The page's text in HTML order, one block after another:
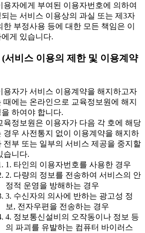
자에게 부여된 이용자번호에 의하여
되는 서비스 이용상의 과실 또는 제3자
한 부정사용 등에 대한 모든 책임은 이
에게 있습니다.
(서비스 이용의 제한 및 이용계약
자가 서비스 이용계약을 해지하고자
때에는 온라인으로 교육정보원에 해지
을 하여야 합니다.
정보원은 이용자가 다음 각 호에 해당
경우 사전통지 없이 이용계약을 해지하
전부 또는 일부의 서비스 제공을 중지할
습니다.
1. 타인의 이용자번호를 사용한 경우
2. 다량의 정보를 전송하여 서비스의 안
정적 운영을 방해하는 경우
3. 수신자의 의사에 반하는 광고성 정
보, 전자우편을 전송하는 경우
4. 정보통신설비의 오작동이나 정보 등
의 파괴를 유발하는 컴퓨터 바이러스